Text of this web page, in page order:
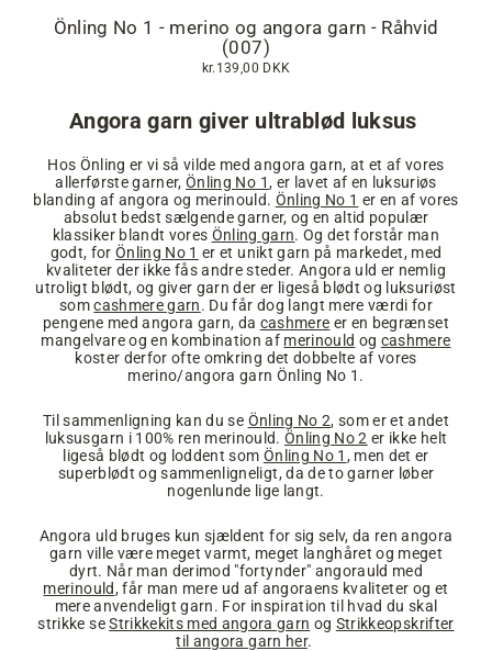
Önling No 1 - merino og angora garn - Råhvid
(007)
kr.139,00 DKK
Angora garn giver ultrablød luksus
Hos Önling er vi så vilde med angora garn, at et af vores
allerførste garner,Önling No 1, er lavet af en luksuriøs
blanding af angora og merinould. Önling No 1 er en af vores
absolut bedst sælgende garner, og en altid populær
klassiker blandt vores Önling garn. Og det forstår man
godt, forÖnling No 1 er et unikt garn på markedet, med
kvaliteter der ikke fås andre steder. Angora uld er nemlig
utroligt blødt, og giver garn der er ligeså blødt og luksuriøst
somcashmere garn. Du får dog langt mere værdi for
pengene med angora garn, da cashmere er en begrænset
mangelvare og en kombination af merinould og cashmere
koster derfor ofte omkring det dobbelte af vores
merino/angora garn Önling No 1.
Til sammenligning kan du se Önling No 2, som er et andet
luksusgarn i 100% ren merinould.Önling No 2 er ikke helt
ligeså blødt og loddent som Önling No 1 , men det er
superblødt og sammenligneligt, da de to garner løber
nogenlunde lige langt.
Angora uld bruges kun sjældent for sig selv, da ren angora
garn ville være meget varmt, meget langhåret og meget
dyrt. Når man derimod "fortynder" angorauld med
merinould, får man mere ud af angoraens kvaliteter og et
mere anvendeligt garn. For inspiration til hvad du skal
strikke seStrikkekits med angora garn og Strikkeopskrifter
til angora garn her.